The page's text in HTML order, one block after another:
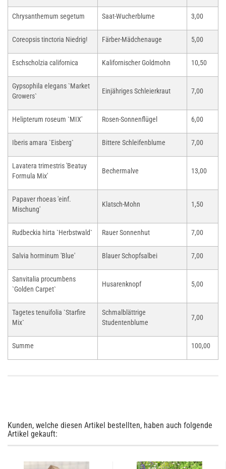
Chrysanthemum segetum Saat-Wucherblume 3,00
Coreopsis tinctoria Niedrig! Färber-Mädchenauge 5,00
Eschscholzia californica Kalifornischer Goldmohn 10,50
Gypsophila elegans `Market
Growers`
Einjähriges Schleierkraut 7,00
Helipterum roseum `MIX' Rosen-Sonnenflügel 6,00
Iberis amara `Eisberg` Bittere Schleifenblume 7,00
Lavatera trimestris 'Beatuy
Formula Mix'
Bechermalve 13,00
Papaver rhoeas 'einf.
Mischung'
Klatsch-Mohn 1,50
Rudbeckia hirta `Herbstwald` Rauer Sonnenhut 7,00
Salvia horminum 'Blue' Blauer Schopfsalbei 7,00
Sanvitalia procumbens
`Golden Carpet`
Husarenknopf 5,00
Tagetes tenuifolia `Starfire
Mix`
Schmalblättrige
Studentenblume
7,00
Summe 100,00
Kunden, welche diesen Artikel bestellten, haben auch folgende
Artikel gekauft: